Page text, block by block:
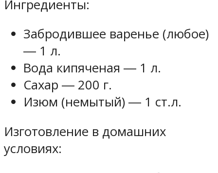
Ингредиенты:
Забродившее варенье (любое)
― 1 л.
Вода кипяченая ― 1 л.
Сахар ― 200 г.
Изюм (немытый) ― 1 ст.л.
Изготовление в домашних
условиях: